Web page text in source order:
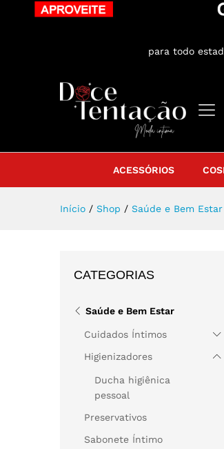
para todo
ACESSÓRIOS
Início / Shop / Saúde e Bem Estar
CATEGORIAS
Saúde e Bem Estar
Cuidados Íntimos
Higienizadores
Ducha higiênica
pessoal
Preservativos
Sabonete Íntimo